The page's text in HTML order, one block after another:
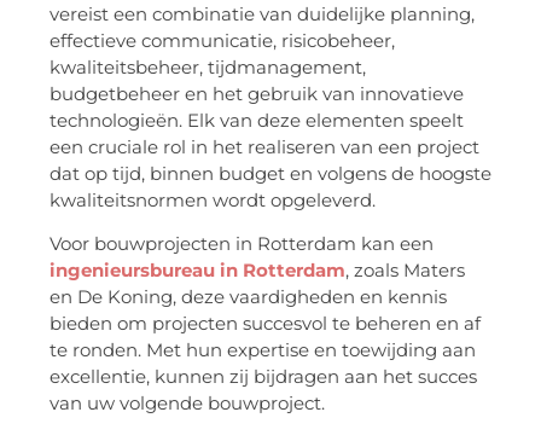
vereist een combinatie van duidelijke planning,
effectieve communicatie, risicobeheer,
kwaliteitsbeheer, tijdmanagement,
budgetbeheer en het gebruik van innovatieve
technologieën. Elk van deze elementen speelt
een cruciale rol in het realiseren van een project
dat op tijd, binnen budget en volgens de hoogste
kwaliteitsnormen wordt opgeleverd.
Voor bouwprojecten in Rotterdam kan een
ingenieursbureau in Rotterdam, zoals Maters
en De Koning, deze vaardigheden en kennis
bieden om projecten succesvol te beheren en af
te ronden. Met hun expertise en toewijding aan
excellentie, kunnen zij bijdragen aan het succes
van uw volgende bouwproject.